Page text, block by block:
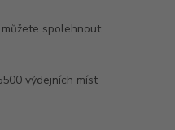
spolehnout
výdejních míst